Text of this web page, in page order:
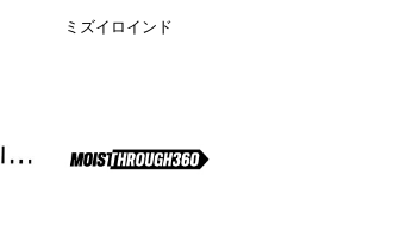
ミズイロインド